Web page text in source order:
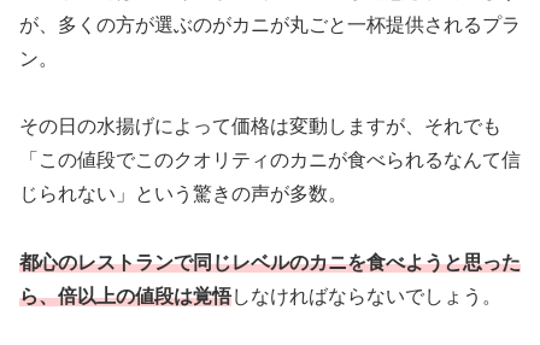
が、多くの方が選ぶのがカニが丸ごと一杯提供されるプラ
ン。
その日の水揚げによって価格は変動しますが、それでも
「この値段でこのクオリティのカニが食べられるなんて信
じられない」という驚きの声が多数。
都心のレストランで同じレベルのカニを食べようと思った
ら、倍以上の値段は覚悟しなければならないでしょう。